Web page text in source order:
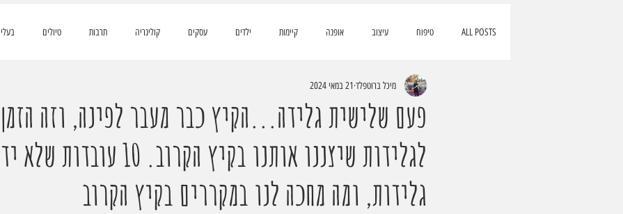
ALL POSTS טיפוח עיצוב אופנה קיימות ילדים עסקים קולינריה תרבות טיולים
פעם שלישית גלידה...הקיץ כבר מעבר לפינה, וזה
לגלידות שיצננו אותנו בקיץ הקרוב.
גלידות, ומה מחכה לנו במקררים בקיץ הקרוב
מיכל ברוטפלד 21 במאי 2024